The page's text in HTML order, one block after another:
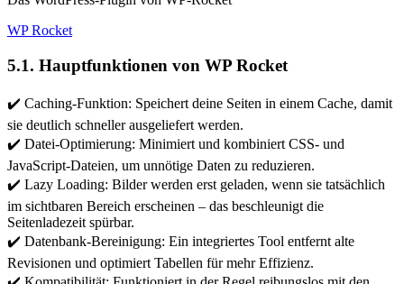
WP Rocket
5.1. Hauptfunktionen von WP Rocket
✔️ Caching-Funktion: Speichert deine Seiten in einem Cache, damit
sie deutlich schneller ausgeliefert werden.
✔️ Datei-Optimierung: Minimiert und kombiniert CSS- und
JavaScript-Dateien, um unnötige Daten zu reduzieren.
✔️ Lazy Loading: Bilder werden erst geladen, wenn sie tatsächlich
im sichtbaren Bereich erscheinen – das beschleunigt die
Seitenladezeit spürbar.
✔️ Datenbank-Bereinigung: Ein integriertes Tool entfernt alte
Revisionen und optimiert Tabellen für mehr Effizienz.